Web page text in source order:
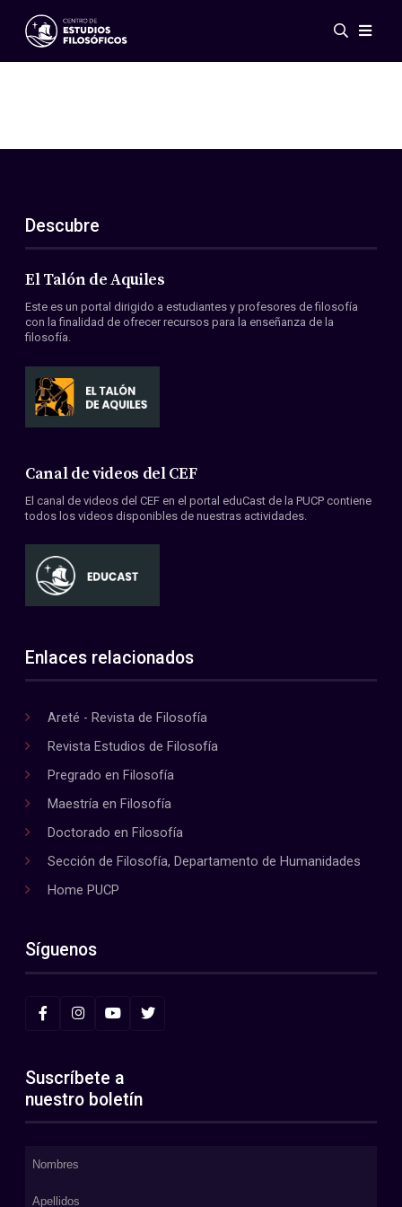
Eventos
ES
EN
Acerca de nosotros
Miembros
Convenios
Descubre
El Talón de Aquiles
Este es un portal dirigido a estudiantes y profesores de filosofía
con la finalidad de ofrecer recursos para la enseñanza de la
filosofía.
Canal de videos del CEF
El canal de videos del CEF en el portal eduCast de la PUCP contiene
todos los videos disponibles de nuestras actividades.
Enlaces relacionados
Areté - Revista de Filosofía
Revista Estudios de Filosofía
Pregrado en Filosofía
Maestría en Filosofía
Doctorado en Filosofía
Sección de Filosofía, Departamento de Humanidades
Home PUCP
Síguenos
Suscríbete a
nuestro boletín